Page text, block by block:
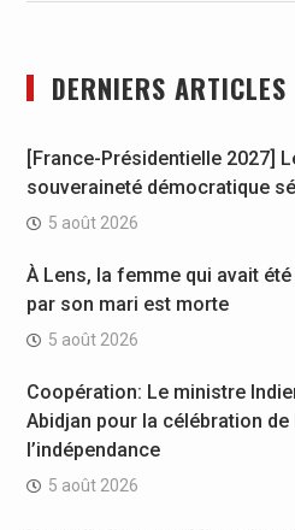
DERNIERS ARTICLES
[France-Présidentielle 2027]
souveraineté démocratique
5 août 2026
À Lens, la femme qui avait
par son mari est morte
5 août 2026
Coopération: Le ministre
Abidjan pour la célébration de
l’indépendance
5 août 2026